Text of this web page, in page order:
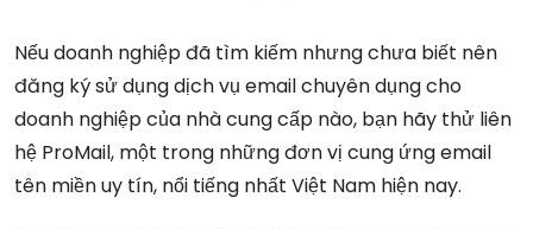
Nếu doanh nghiệp đã tìm kiếm nhưng chưa biết nên
đăng ký sử dụng dịch vụ email chuyên dụng cho
doanh nghiệp của nhà cung cấp nào, bạn hãy thử liên
hệ ProMail, một trong những đơn vị cung ứng email
tên miền uy tín, nổi tiếng nhất Việt Nam hiện nay.